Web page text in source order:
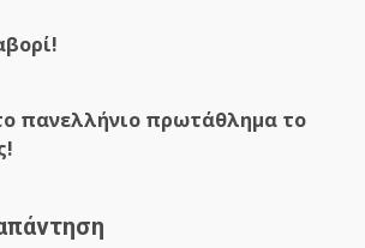
πανελλήνιο πρωτάθλημα το